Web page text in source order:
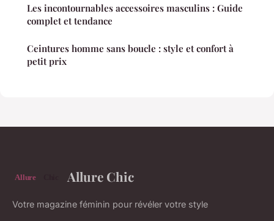
Les incontournables accessoires masculins : Guide
complet et tendance
Ceintures homme sans boucle : style et confort à
petit prix
Allure Chic
Votre magazine féminin pour révéler votre style